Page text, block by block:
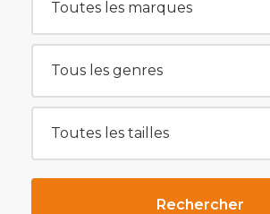
Rechercher